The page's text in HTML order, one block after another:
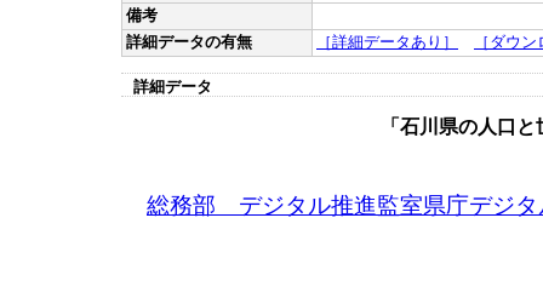
備考
詳細データの有無
［詳細データあり］ ［ダウ
詳細データ
「石川県の人口
総務部 デジタル推進監室県庁デジ